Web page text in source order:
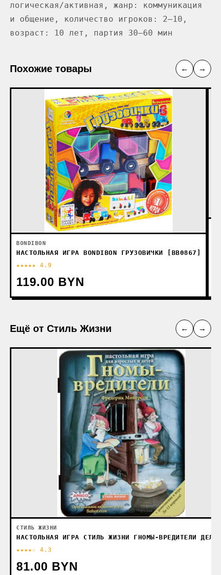
логическая/активная, жанр: коммуникация
и общение, количество игроков: 2–10,
возраст: 10 лет, партия 30–60 мин
Похожие товары ← →
BONDIBON
НАСТОЛЬНАЯ ИГРА BONDIBON ГРУЗОВИЧКИ [ВВ0867]
★★★★★ 4.9
119.00 BYN
Ещё от Стиль Жизни ← →
СТИЛЬ ЖИЗНИ
НАСТОЛЬНАЯ ИГРА СТИЛЬ ЖИЗНИ ГНОМЫ-ВРЕДИТЕЛИ
★★★★☆ 4.3
81.00 BYN